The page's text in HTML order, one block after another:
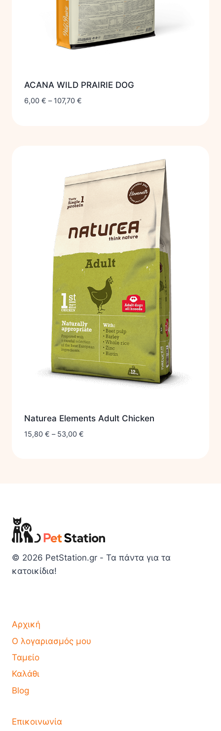
ACANA WILD PRAIRIE DOG
6,00 € – 107,70 €
Naturea Elements Adult Chicken
15,80 € – 53,00 €
© 2026 PetStation.gr - Τα πάντα για τα
κατοικίδια!
Αρχική
Ο λογαριασμός μου
Ταμείο
Καλάθι
Blog
Επικοινωνία